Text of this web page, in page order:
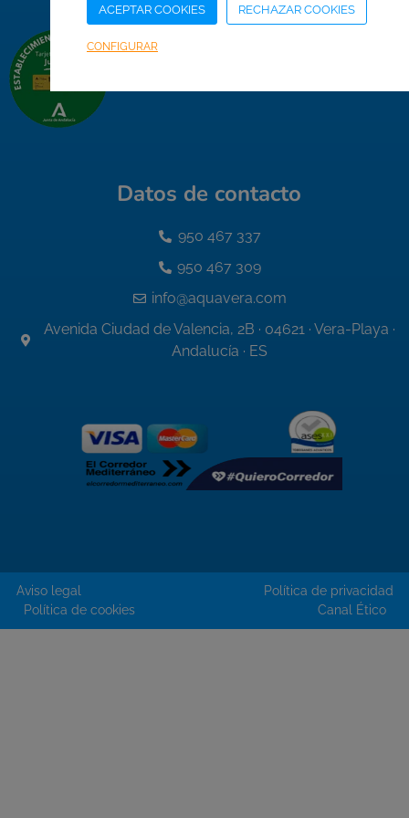
Datos de contacto
950 467 337
950 467 309
info@aquavera.com
Avenida Ciudad de Valencia, 2B · 04621 · Vera-Playa ·
Andalucía · ES
Aviso legal
Política de privacidad
Política de cookies
Canal Ético
ACEPTAR COOKIES RECHAZAR COOKIES
CONFIGURAR